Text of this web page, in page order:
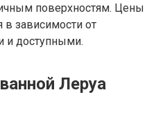
поверхностям. Цены
зависимости от
и доступными.
Леруа